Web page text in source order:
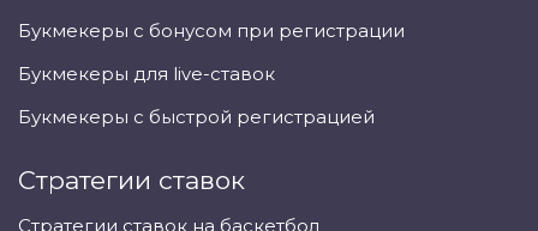
Букмекеры с бонусом при регистрации
Букмекеры для live-ставок
Букмекеры с быстрой регистрацией
Стратегии ставок
Стратегии ставок на баскетбол